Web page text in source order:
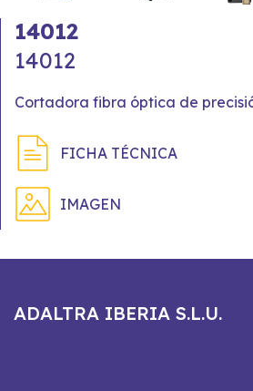
14012
14012
Cortadora fibra óptica de
FICHA TÉCNICA
IMAGEN
ADALTRA IBERIA S.L.U.